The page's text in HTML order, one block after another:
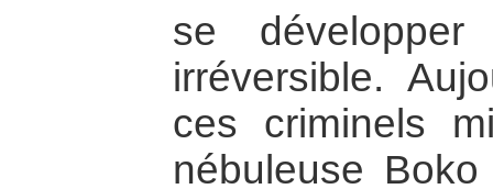
se
irréversible.
ces criminels
nébuleuse